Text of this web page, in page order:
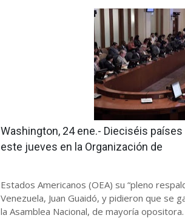
Washington, 24 ene.- Dieciséis
este jueves en la Organización de
Estados Americanos (OEA) su “pleno
Venezuela, Juan Guaidó, y pidieron que se
la Asamblea Nacional, de mayoría opositora.